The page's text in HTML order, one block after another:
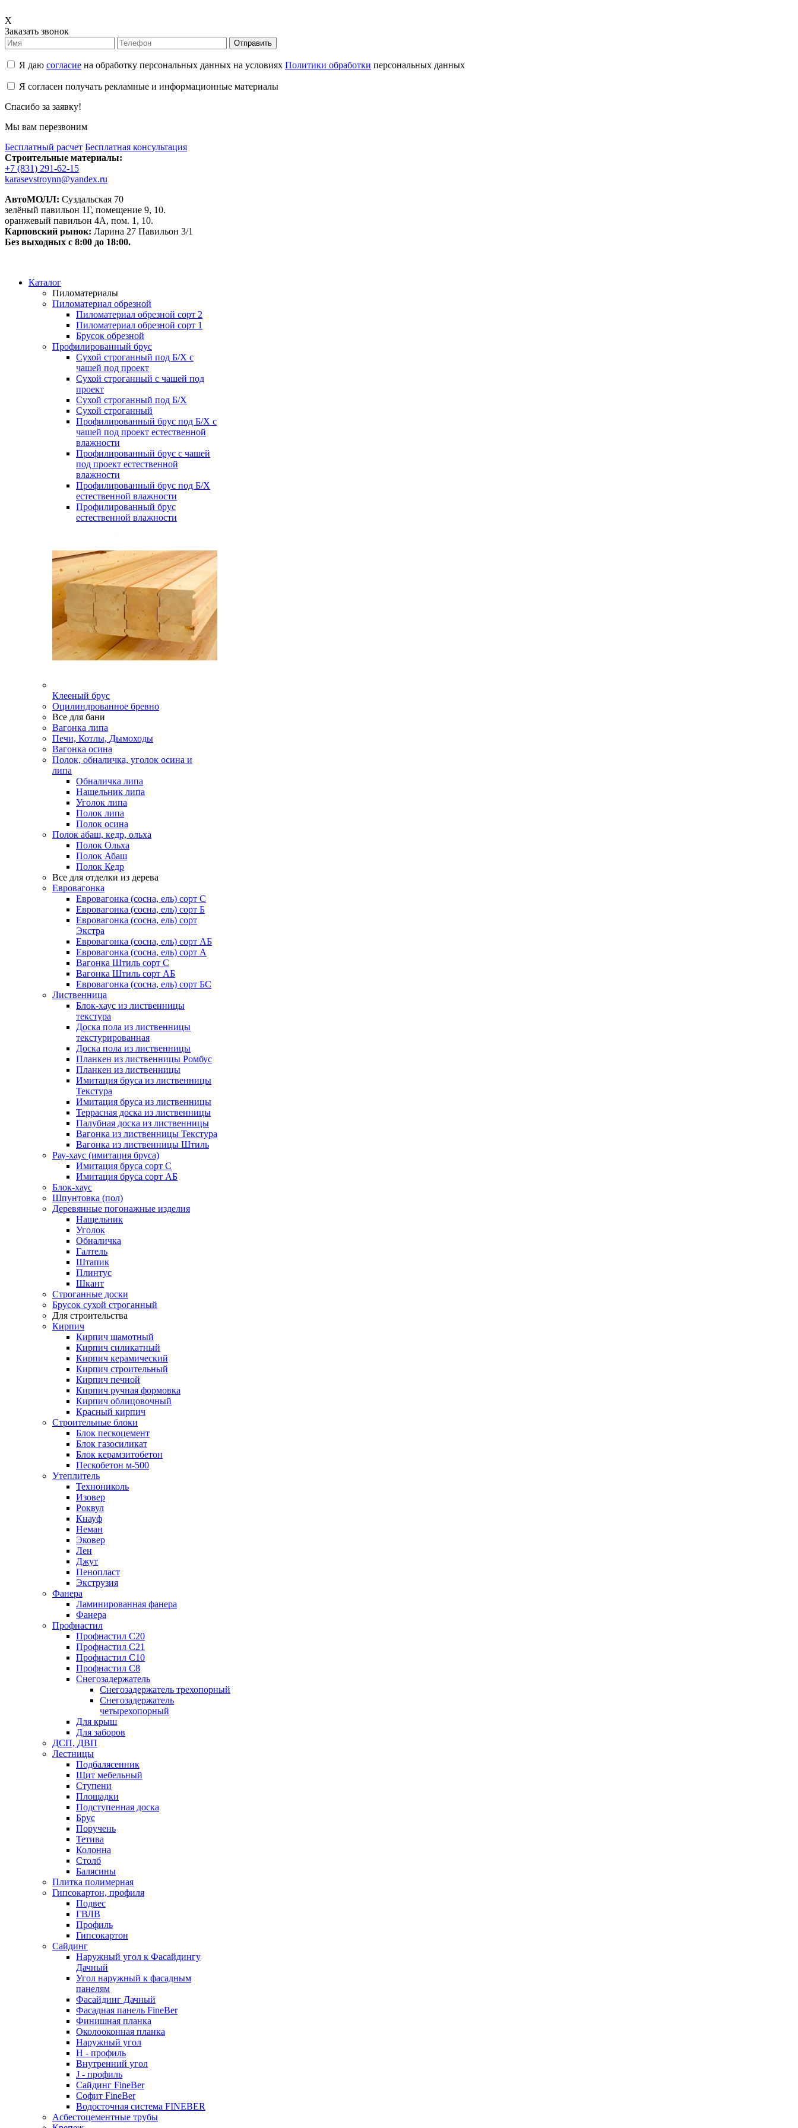
X
Заказать звонок
Отправить
Я даю согласие на обработку персональных данных на условиях Политики обработки персональных данных
Я согласен получать рекламные и информационные материалы
Спасибо за заявку!
Мы вам перезвоним
Бесплатный расчет Бесплатная консультация
Строительные материалы:
+7 (831) 291-62-15
karasevstroynn@yandex.ru
АвтоМОЛЛ: Суздальская 70
зелёный павильон 1Г, помещение 9, 10.
оранжевый павильон 4А, пом. 1, 10.
Карповский рынок: Ларина 27 Павильон 3/1
Без выходных с 8:00 до 18:00.
Каталог
Пиломатериалы
Пиломатериал обрезной
Пиломатериал обрезной сорт 2
Пиломатериал обрезной сорт 1
Брусок обрезной
Профилированный брус
Сухой строганный под Б/Х с
чашей под проект
Сухой строганный с чашей под
проект
Сухой строганный под Б/Х
Сухой строганный
Профилированный брус под Б/Х с
чашей под проект естественной
влажности
Профилированный брус с чашей
под проект естественной
влажности
Профилированный брус под Б/Х
естественной влажности
Профилированный брус
естественной влажности
Клееный брус
Оцилиндрованное бревно
Все для бани
Вагонка липа
Печи, Котлы, Дымоходы
Вагонка осина
Полок, обналичка, уголок осина и
липа
Обналичка липа
Нащельник липа
Уголок липа
Полок липа
Полок осина
Полок абаш, кедр, ольха
Полок Ольха
Полок Абаш
Полок Кедр
Все для отделки из дерева
Евровагонка
Евровагонка (сосна, ель) сорт С
Евровагонка (сосна, ель) сорт Б
Евровагонка (сосна, ель) сорт
Экстра
Евровагонка (сосна, ель) сорт АБ
Евровагонка (сосна, ель) сорт А
Вагонка Штиль сорт С
Вагонка Штиль сорт АБ
Евровагонка (сосна, ель) сорт БС
Лиственница
Блок-хаус из лиственницы
текстура
Доска пола из лиственницы
текстурированная
Доска пола из лиственницы
Планкен из лиственницы Ромбус
Планкен из лиственницы
Имитация бруса из лиственницы
Текстура
Имитация бруса из лиственницы
Террасная доска из лиственницы
Палубная доска из лиственницы
Вагонка из лиственницы Текстура
Вагонка из лиственницы Штиль
Рау-хаус (имитация бруса)
Имитация бруса сорт С
Имитация бруса сорт АБ
Блок-хаус
Шпунтовка (пол)
Деревянные погонажные изделия
Нащельник
Уголок
Обналичка
Галтель
Штапик
Плинтус
Шкант
Строганные доски
Брусок сухой строганный
Для строительства
Кирпич
Кирпич шамотный
Кирпич силикатный
Кирпич керамический
Кирпич строительный
Кирпич печной
Кирпич ручная формовка
Кирпич облицовочный
Красный кирпич
Строительные блоки
Блок пескоцемент
Блок газосиликат
Блок керамзитобетон
Пескобетон м-500
Утеплитель
Технониколь
Изовер
Роквул
Кнауф
Неман
Эковер
Лен
Джут
Пенопласт
Экструзия
Фанера
Ламинированная фанера
Фанера
Профнастил
Профнастил С20
Профнастил С21
Профнастил С10
Профнастил С8
Снегозадержатель
Снегозадержатель трехопорный
Снегозадержатель
четырехопорный
Для крыш
Для заборов
ДСП, ДВП
Лестницы
Подбалясенник
Щит мебельный
Ступени
Площадки
Подступенная доска
Брус
Поручень
Тетива
Колонна
Столб
Балясины
Плитка полимерная
Гипсокартон, профиля
Подвес
ГВЛВ
Профиль
Гипсокартон
Сайдинг
Наружный угол к Фасайдингу
Дачный
Угол наружный к фасадным
панелям
Фасайдинг Дачный
Фасадная панель FineBer
Финишная планка
Околооконная планка
Наружный угол
H - профиль
Внутренний угол
J - профиль
Сайдинг FineBer
Софит FineBer
Водосточная система FINEBER
Асбестоцементные трубы